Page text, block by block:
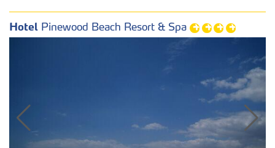
Hotel Pinewood Beach Resort & Spa